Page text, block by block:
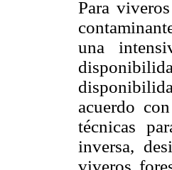
Para
una
acuerdo
técnicas
inversa,